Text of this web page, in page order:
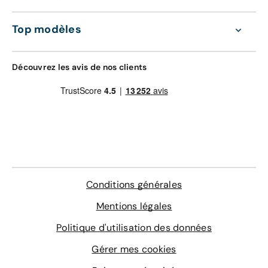
d'oeuvre valable dans le réseau constructeur
(Europe)
remorquage et véhicule de prêt)
Contrôle technique
168 €
Gravage des vitres
Top modèles
Découvrez les avis de nos clients
Conditions générales
Mentions légales
Politique d'utilisation des données
Gérer mes cookies